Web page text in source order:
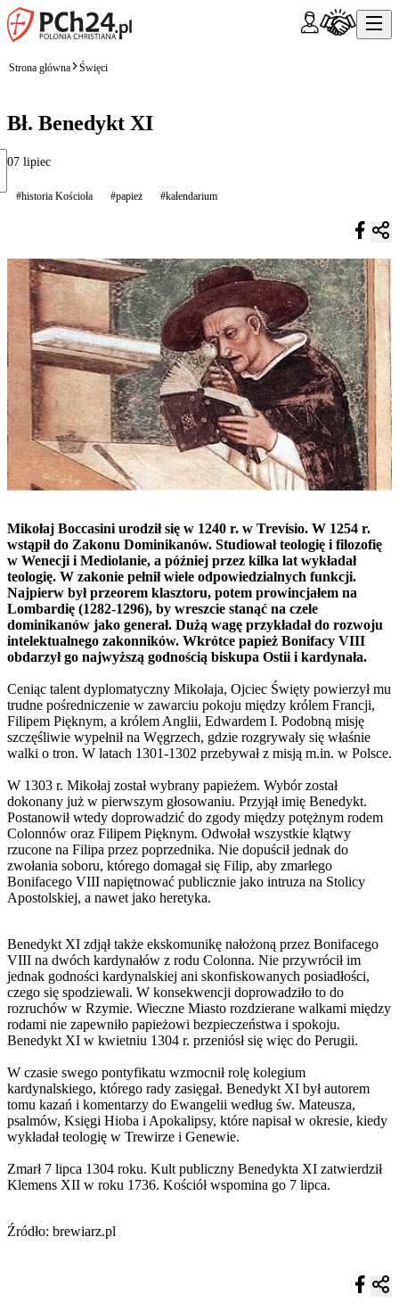
Strona główna Święci
Bł. Benedykt XI
07 lipiec
#historia Kościoła #papież #kalendarium
Mikołaj Boccasini urodził się w 1240 r. w Trevisio. W 1254 r.
wstąpił do Zakonu Dominikanów. Studiował teologię i filozofię
w Wenecji i Mediolanie, a później przez kilka lat wykładał
teologię. W zakonie pełnił wiele odpowiedzialnych funkcji.
Najpierw był przeorem klasztoru, potem prowincjałem na
Lombardię (1282-1296), by wreszcie stanąć na czele
dominikanów jako generał. Dużą wagę przykładał do rozwoju
intelektualnego zakonników. Wkrótce papież Bonifacy VIII
obdarzył go najwyższą godnością biskupa Ostii i kardynała.
Ceniąc talent dyplomatyczny Mikołaja, Ojciec Święty powierzył mu
trudne pośredniczenie w zawarciu pokoju między królem Francji,
Filipem Pięknym, a królem Anglii, Edwardem I. Podobną misję
szczęśliwie wypełnił na Węgrzech, gdzie rozgrywały się właśnie
walki o tron. W latach 1301-1302 przebywał z misją m.in. w Polsce.
W 1303 r. Mikołaj został wybrany papieżem. Wybór został
dokonany już w pierwszym głosowaniu. Przyjął imię Benedykt.
Postanowił wtedy doprowadzić do zgody między potężnym rodem
Colonnów oraz Filipem Pięknym. Odwołał wszystkie klątwy
rzucone na Filipa przez poprzednika. Nie dopuścił jednak do
zwołania soboru, którego domagał się Filip, aby zmarłego
Bonifacego VIII napiętnować publicznie jako intruza na Stolicy
Apostolskiej, a nawet jako heretyka.
Benedykt XI zdjął także ekskomunikę nałożoną przez Bonifacego
VIII na dwóch kardynałów z rodu Colonna. Nie przywrócił im
jednak godności kardynalskiej ani skonfiskowanych posiadłości,
czego się spodziewali. W konsekwencji doprowadziło to do
rozruchów w Rzymie. Wieczne Miasto rozdzierane walkami między
rodami nie zapewniło papieżowi bezpieczeństwa i spokoju.
Benedykt XI w kwietniu 1304 r. przeniósł się więc do Perugii.
W czasie swego pontyfikatu wzmocnił rolę kolegium
kardynalskiego, którego rady zasięgał. Benedykt XI był autorem
tomu kazań i komentarzy do Ewangelii według św. Mateusza,
psalmów, Księgi Hioba i Apokalipsy, które napisał w okresie, kiedy
wykładał teologię w Trewirze i Genewie.
Zmarł 7 lipca 1304 roku. Kult publiczny Benedykta XI zatwierdził
Klemens XII w roku 1736. Kościół wspomina go 7 lipca.
Źródło: brewiarz.pl